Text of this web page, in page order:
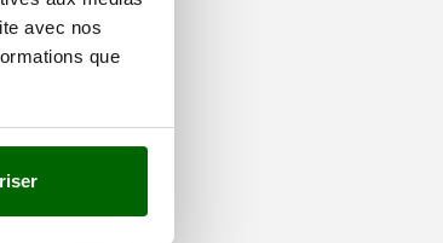
avec nos
que